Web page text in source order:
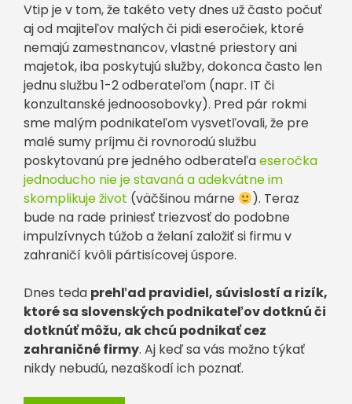
Vtip je v tom, že takéto vety dnes už často počuť
aj od majiteľov malých či pidi eseročiek, ktoré
nemajú zamestnancov, vlastné priestory ani
majetok, iba poskytujú služby, dokonca často len
jednu službu 1-2 odberateľom (napr. IT či
konzultanské jednoosobovky). Pred pár rokmi
sme malým podnikateľom vysvetľovali, že pre
malé sumy príjmu či rovnorodú službu
poskytovanú pre jedného odberateľaeseročka
jednoducho nie je stavaná a adekvátne im
skomplikuje život (väčšinou márne
). Teraz
bude na rade priniesť triezvosť do podobne
impulzívnych túžob a želaní založiť si firmu v
zahraničí kvôli pártisícovej úspore.
Dnes teda prehľad pravidiel, súvislostí a rizík,
ktoré sa slovenských podnikateľov dotknú či
dotknúť môžu, ak chcú podnikať cez
zahraničné firmy. Aj keď sa vás možno týkať
nikdy nebudú, nezaškodí ich poznať.